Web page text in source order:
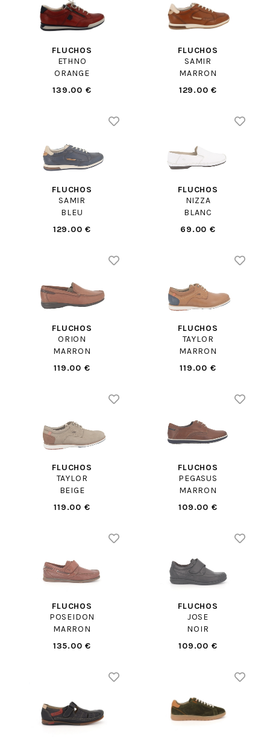
FLUCHOS
ETHNO
ORANGE
139.00 €
FLUCHOS
SAMIR
MARRON
129.00 €
FLUCHOS
SAMIR
BLEU
129.00 €
FLUCHOS
NIZZA
BLANC
69.00 €
FLUCHOS
ORION
MARRON
119.00 €
FLUCHOS
TAYLOR
MARRON
119.00 €
FLUCHOS
TAYLOR
BEIGE
119.00 €
FLUCHOS
PEGASUS
MARRON
109.00 €
FLUCHOS
POSEIDON
MARRON
135.00 €
FLUCHOS
JOSE
NOIR
109.00 €